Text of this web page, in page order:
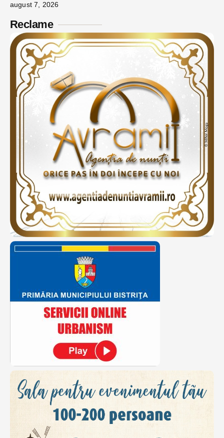
august 7, 2026
Reclame